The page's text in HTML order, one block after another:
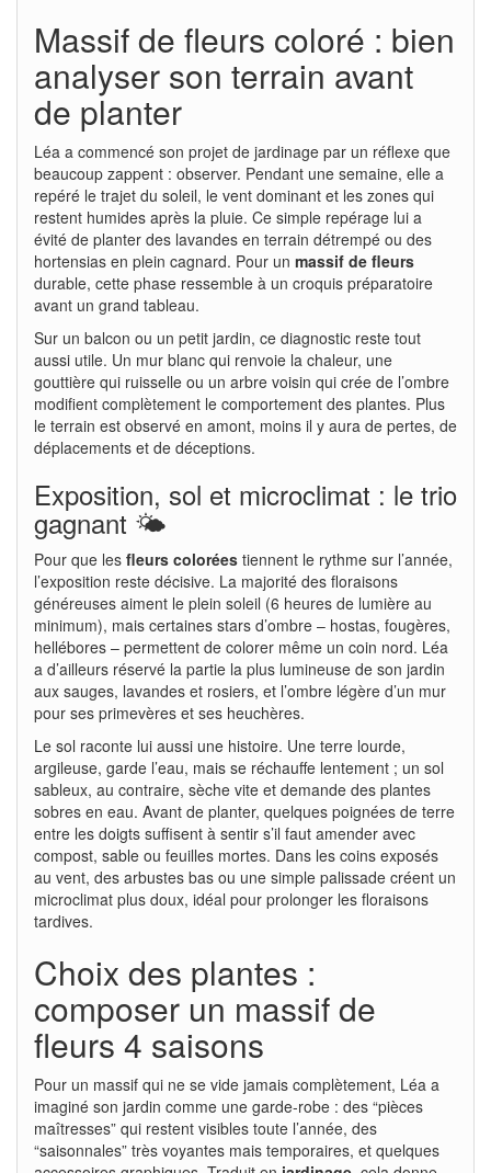
Massif de fleurs coloré : bien
analyser son terrain avant
de planter
Léa a commencé son projet de jardinage par un réflexe que
beaucoup zappent : observer. Pendant une semaine, elle a
repéré le trajet du soleil, le vent dominant et les zones qui
restent humides après la pluie. Ce simple repérage lui a
évité de planter des lavandes en terrain détrempé ou des
hortensias en plein cagnard. Pour un massif de fleurs
durable, cette phase ressemble à un croquis préparatoire
avant un grand tableau.
Sur un balcon ou un petit jardin, ce diagnostic reste tout
aussi utile. Un mur blanc qui renvoie la chaleur, une
gouttière qui ruisselle ou un arbre voisin qui crée de l’ombre
modifient complètement le comportement des plantes. Plus
le terrain est observé en amont, moins il y aura de pertes, de
déplacements et de déceptions.
Exposition, sol et microclimat : le trio
gagnant 🌤️
Pour que les fleurs colorées tiennent le rythme sur l’année,
l’exposition reste décisive. La majorité des floraisons
généreuses aiment le plein soleil (6 heures de lumière au
minimum), mais certaines stars d’ombre – hostas, fougères,
hellébores – permettent de colorer même un coin nord. Léa
a d’ailleurs réservé la partie la plus lumineuse de son jardin
aux sauges, lavandes et rosiers, et l’ombre légère d’un mur
pour ses primevères et ses heuchères.
Le sol raconte lui aussi une histoire. Une terre lourde,
argileuse, garde l’eau, mais se réchauffe lentement ; un sol
sableux, au contraire, sèche vite et demande des plantes
sobres en eau. Avant de planter, quelques poignées de terre
entre les doigts suffisent à sentir s’il faut amender avec
compost, sable ou feuilles mortes. Dans les coins exposés
au vent, des arbustes bas ou une simple palissade créent un
microclimat plus doux, idéal pour prolonger les floraisons
tardives.
Choix des plantes :
composer un massif de
fleurs 4 saisons
Pour un massif qui ne se vide jamais complètement, Léa a
imaginé son jardin comme une garde-robe : des “pièces
maîtresses” qui restent visibles toute l’année, des
“saisonnales” très voyantes mais temporaires, et quelques